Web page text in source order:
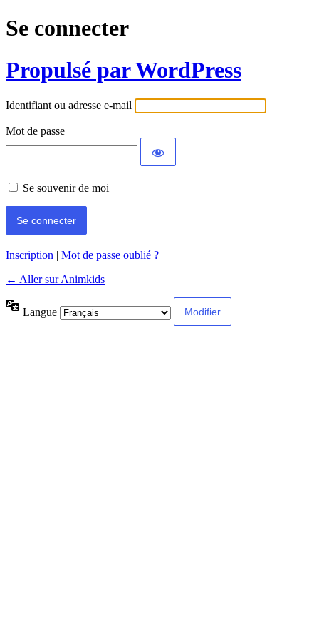
Se connecter
Propulsé par WordPress
Identifiant ou adresse e-mail
Mot de passe
Se souvenir de moi
Inscription | Mot de passe oublié ?
← Aller sur Animkids
Langue